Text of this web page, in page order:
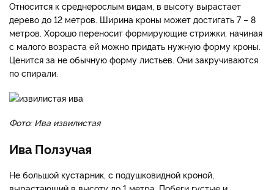
Относится к среднерослым видам, в высоту вырастает
дерево до 12 метров. Ширина кроны может достигать 7 – 8
метров. Хорошо переносит формирующие стрижки, начиная
с малого возраста ей можно придать нужную форму кроны.
Ценится за не обычную форму листьев. Они закручиваются
по спирали.
Фото: Ива извилистая
Ива Ползучая
Не большой кустарник, с подушковидной кроной,
вырастающий в высоту до 1 метра. Побеги густые и